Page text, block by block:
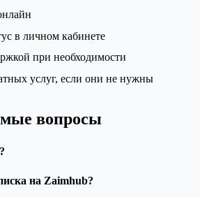
в личном кабинете
при необходимости
услуг, если они не нужны
вопросы
на Zaimhub?